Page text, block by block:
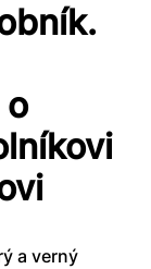
a verný